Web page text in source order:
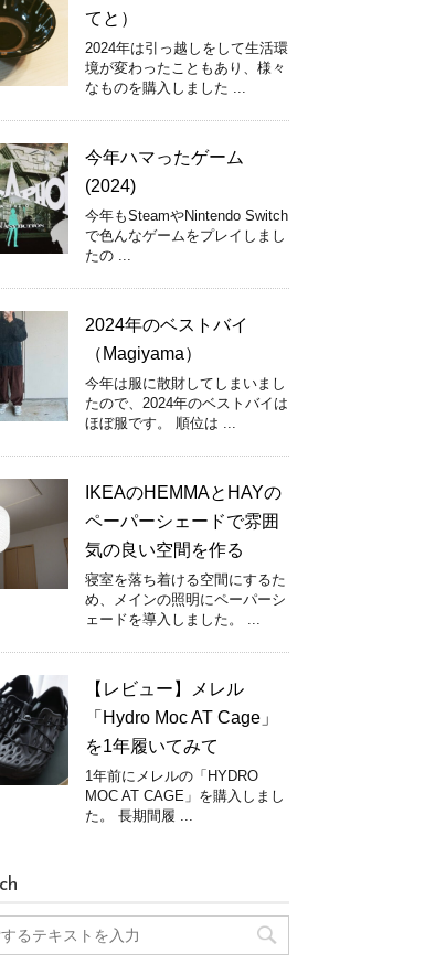
てと）
2024年は引っ越しをして生活環
境が変わったこともあり、様々
なものを購入しました ...
今年ハマったゲーム
(2024)
今年もSteamやNintendo Switch
で色んなゲームをプレイしまし
たの ...
2024年のベストバイ
（Magiyama）
今年は服に散財してしまいまし
たので、2024年のベストバイは
ほぼ服です。 順位は ...
IKEAのHEMMAとHAYの
ペーパーシェードで雰囲
気の良い空間を作る
寝室を落ち着ける空間にするた
め、メインの照明にペーパーシ
ェードを導入しました。 ...
【レビュー】メレル
「Hydro Moc AT Cage」
を1年履いてみて
1年前にメレルの「HYDRO
MOC AT CAGE」を購入しまし
た。 長期間履 ...